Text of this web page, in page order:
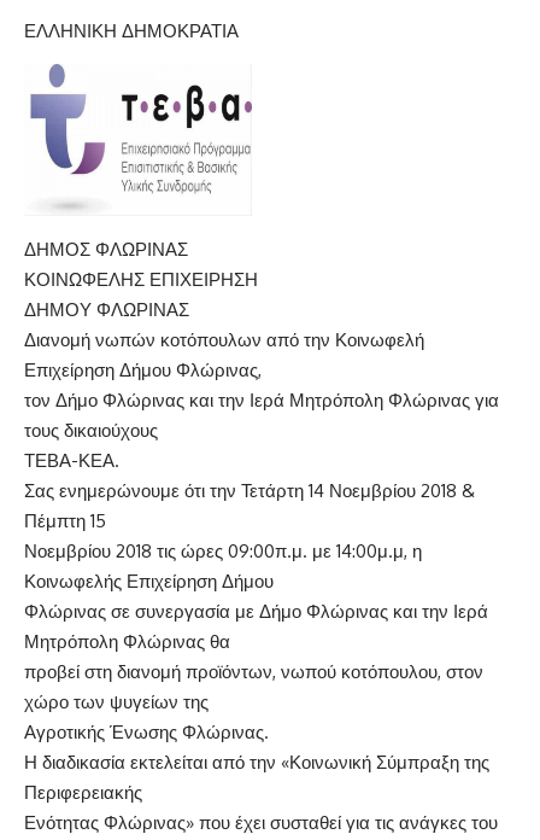
ΕΛΛΗΝΙΚΗ ΔΗΜΟΚΡΑΤΙΑ
ΔΗΜΟΣ ΦΛΩΡΙΝΑΣ
ΚΟΙΝΩΦΕΛΗΣ ΕΠΙΧΕΙΡΗΣΗ
ΔΗΜΟΥ ΦΛΩΡΙΝΑΣ
Διανομή νωπών κοτόπουλων από την Κοινωφελή
Επιχείρηση Δήμου Φλώρινας,
τον Δήμο Φλώρινας και την Ιερά Μητρόπολη Φλώρινας για
τους δικαιούχους
ΤΕΒΑ-ΚΕΑ.
Σας ενημερώνουμε ότι την Τετάρτη 14 Νοεμβρίου 2018 &
Πέμπτη 15
Νοεμβρίου 2018 τις ώρες 09:00π.μ. με 14:00μ.μ, η
Κοινωφελής Επιχείρηση Δήμου
Φλώρινας σε συνεργασία με Δήμο Φλώρινας και την Ιερά
Μητρόπολη Φλώρινας θα
προβεί στη διανομή προϊόντων, νωπού κοτόπουλου, στον
χώρο των ψυγείων της
Αγροτικής Ένωσης Φλώρινας.
Η διαδικασία εκτελείται από την «Κοινωνική Σύμπραξη της
Περιφερειακής
Ενότητας Φλώρινας» που έχει συσταθεί για τις ανάγκες του